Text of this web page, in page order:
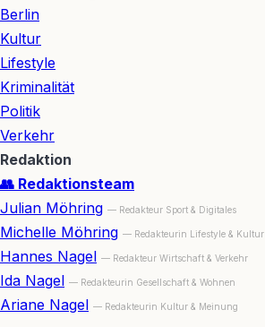
Berlin
Kultur
Lifestyle
Kriminalität
Politik
Verkehr
Redaktion
👥 Redaktionsteam
Julian Möhring — Redakteur Sport & Digitales
Michelle Möhring — Redakteurin Lifestyle & Kultur
Hannes Nagel — Redakteur Wirtschaft & Verkehr
Ida Nagel — Redakteurin Gesellschaft & Wohnen
Ariane Nagel — Redakteurin Kultur & Meinung